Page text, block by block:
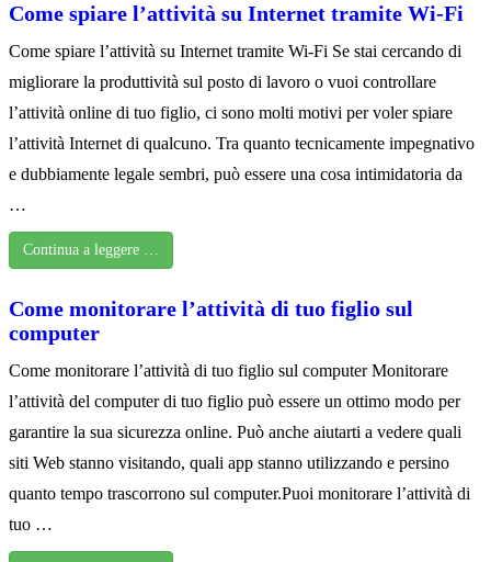
Come spiare l’attività su Internet tramite Wi-Fi
Come spiare l’attività su Internet tramite Wi-Fi Se stai cercando di
migliorare la produttività sul posto di lavoro o vuoi controllare
l’attività online di tuo figlio, ci sono molti motivi per voler spiare
l’attività Internet di qualcuno. Tra quanto tecnicamente impegnativo
e dubbiamente legale sembri, può essere una cosa intimidatoria da
…
Continua a leggere …
Come monitorare l’attività di tuo figlio sul
computer
Come monitorare l’attività di tuo figlio sul computer Monitorare
l’attività del computer di tuo figlio può essere un ottimo modo per
garantire la sua sicurezza online. Può anche aiutarti a vedere quali
siti Web stanno visitando, quali app stanno utilizzando e persino
quanto tempo trascorrono sul computer.Puoi monitorare l’attività di
tuo …